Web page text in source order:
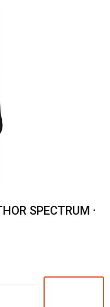
SPECTRUM ·